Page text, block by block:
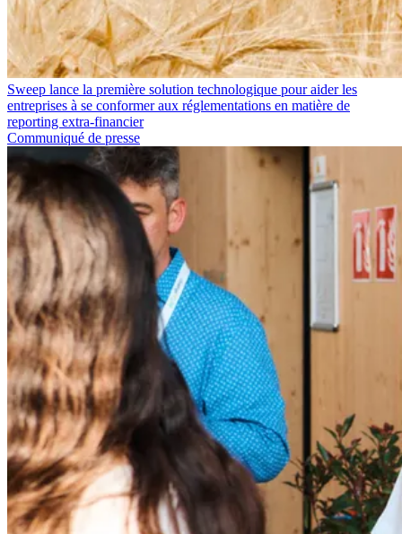
Sweep lance la première solution technologique pour aider les
entreprises à se conformer aux réglementations en matière de
reporting extra-financier
Communiqué de presse